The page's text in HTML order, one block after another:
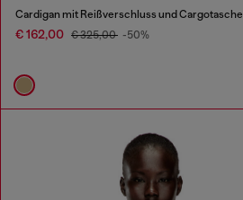
€ 162,00 € 325,00 -50%